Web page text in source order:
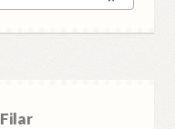
Filar